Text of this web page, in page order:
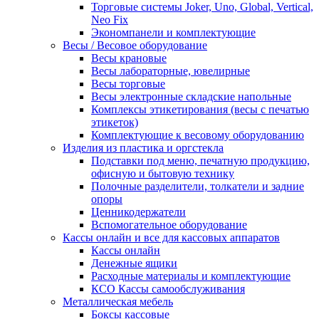
Торговые системы Joker, Uno, Global, Vertical,
Neo Fix
Экономпанели и комплектующие
Весы / Весовое оборудование
Весы крановые
Весы лабораторные, ювелирные
Весы торговые
Весы электронные складские напольные
Комплексы этикетирования (весы с печатью
этикеток)
Комплектующие к весовому оборудованию
Изделия из пластика и оргстекла
Подставки под меню, печатную продукцию,
офисную и бытовую технику
Полочные разделители, толкатели и задние
опоры
Ценникодержатели
Вспомогательное оборудование
Кассы онлайн и все для кассовых аппаратов
Кассы онлайн
Денежные ящики
Расходные материалы и комплектующие
КСО Кассы самообслуживания
Металлическая мебель
Боксы кассовые